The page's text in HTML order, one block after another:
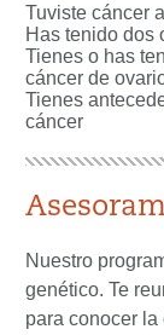
Tuviste cáncer
Has tenido dos
Tienes o has
cáncer de
Tienes
cáncer
Nuestro
genético. Te
para conocer